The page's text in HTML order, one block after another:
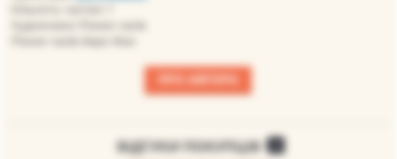
Художники: Різних часів
Різних часів: Беро Жан
ПРО АВТОРА
ВІДГУКИ ПОКУПЦІВ 0